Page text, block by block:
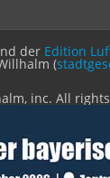
der Edition
(
inc. All